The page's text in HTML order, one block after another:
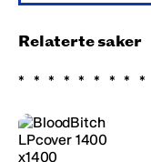
Relaterte saker